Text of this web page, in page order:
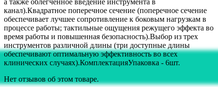
а также облегченное введение инструмента в
канал).Квадратное поперечное сечение (поперечное сечение
обеспечивает лучшее сопротивление к боковым нагрузкам в
процессе работы; тактильные ощущения режущего эффекта во
время работы и повышенная безопасность).Выбор из трех
инструментов различной длины (три доступные длины
обеспечивают оптимальную эффективность во всех
клинических случаях).КомплектацияУпаковка - 6шт.
Нет отзывов об этом товаре.